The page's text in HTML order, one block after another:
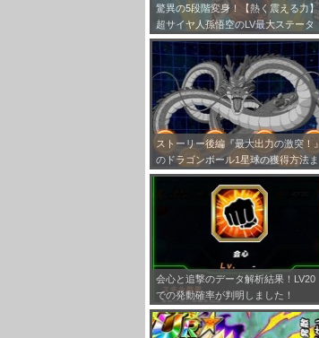
驚異の5段階変身！【熱く震える力】
超サイヤ人孫悟空のLV最大ステータ
ス！
ストーリー後編『最大出力の激突！』
のドラゴンボール1星球の獲得方法ま
とめ！
会心と追撃のデータ解析結果！LV20
での発動確率が判明しました！